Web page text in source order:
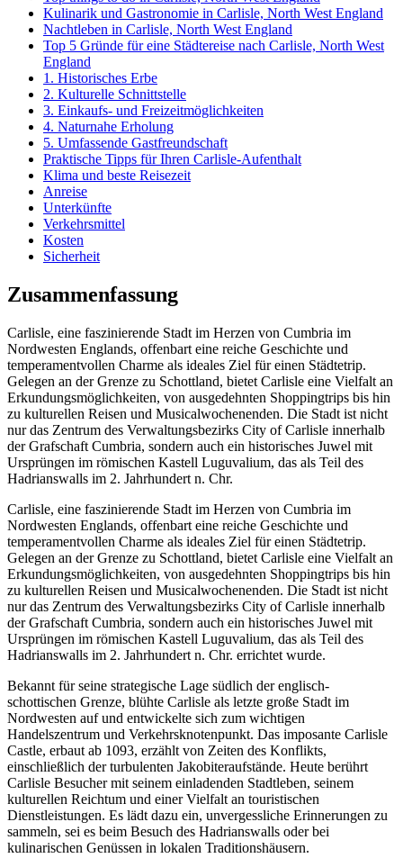
Kulinarik und Gastronomie in Carlisle, North West England
Nachtleben in Carlisle, North West England
Top 5 Gründe für eine Städtereise nach Carlisle, North West
England
1. Historisches Erbe
2. Kulturelle Schnittstelle
3. Einkaufs- und Freizeitmöglichkeiten
4. Naturnahe Erholung
5. Umfassende Gastfreundschaft
Praktische Tipps für Ihren Carlisle-Aufenthalt
Klima und beste Reisezeit
Anreise
Unterkünfte
Verkehrsmittel
Kosten
Sicherheit
Zusammenfassung
Carlisle, eine faszinierende Stadt im Herzen von Cumbria im
Nordwesten Englands, offenbart eine reiche Geschichte und
temperamentvollen Charme als ideales Ziel für einen Städtetrip.
Gelegen an der Grenze zu Schottland, bietet Carlisle eine Vielfalt an
Erkundungsmöglichkeiten, von ausgedehnten Shoppingtrips bis hin
zu kulturellen Reisen und Musicalwochenenden. Die Stadt ist nicht
nur das Zentrum des Verwaltungsbezirks City of Carlisle innerhalb
der Grafschaft Cumbria, sondern auch ein historisches Juwel mit
Ursprüngen im römischen Kastell Luguvalium, das als Teil des
Hadrianswalls im 2. Jahrhundert n. Chr.
Carlisle, eine faszinierende Stadt im Herzen von Cumbria im
Nordwesten Englands, offenbart eine reiche Geschichte und
temperamentvollen Charme als ideales Ziel für einen Städtetrip.
Gelegen an der Grenze zu Schottland, bietet Carlisle eine Vielfalt an
Erkundungsmöglichkeiten, von ausgedehnten Shoppingtrips bis hin
zu kulturellen Reisen und Musicalwochenenden. Die Stadt ist nicht
nur das Zentrum des Verwaltungsbezirks City of Carlisle innerhalb
der Grafschaft Cumbria, sondern auch ein historisches Juwel mit
Ursprüngen im römischen Kastell Luguvalium, das als Teil des
Hadrianswalls im 2. Jahrhundert n. Chr. errichtet wurde.
Bekannt für seine strategische Lage südlich der englisch-
schottischen Grenze, blühte Carlisle als letzte große Stadt im
Nordwesten auf und entwickelte sich zum wichtigen
Handelszentrum und Verkehrsknotenpunkt. Das imposante Carlisle
Castle, erbaut ab 1093, erzählt von Zeiten des Konflikts,
einschließlich der turbulenten Jakobiteraufstände. Heute berührt
Carlisle Besucher mit seinem einladenden Stadtleben, seinem
kulturellen Reichtum und einer Vielfalt an touristischen
Dienstleistungen. Es lädt dazu ein, unvergessliche Erinnerungen zu
sammeln, sei es beim Besuch des Hadrianswalls oder bei
kulinarischen Genüssen in lokalen Traditionshäusern.